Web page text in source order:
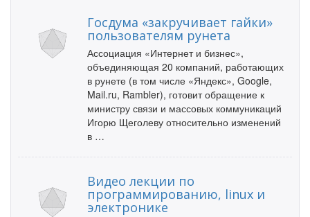
Госдума «закручивает гайки»
пользователям рунета
Ассоциация «Интернет и бизнес»,
объединяющая 20 компаний, работающих
в рунете (в том числе «Яндекс», Google,
Mail.ru, Rambler), готовит обращение к
министру связи и массовых коммуникаций
Игорю Щеголеву относительно изменений
в …
Видео лекции по
программированию, linux и
электронике